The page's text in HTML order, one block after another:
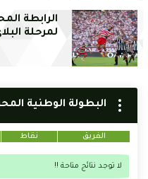
الرابطة
لمرحلة
البطولة الوطنية
الفريق نقاط
لا توجد نتائج متاحة !!